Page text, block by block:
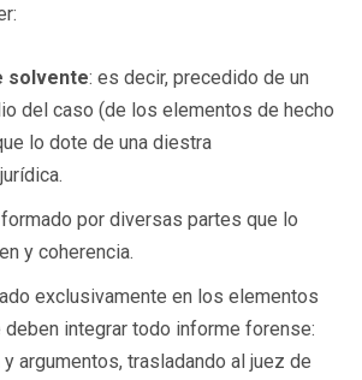
solvente: es decir, precedido de un
del caso (de los elementos de hecho
lo dote de una diestra
formado por diversas partes que lo
y coherencia.
exclusivamente en los elementos
integrar todo informe forense:
argumentos, trasladando al juez de